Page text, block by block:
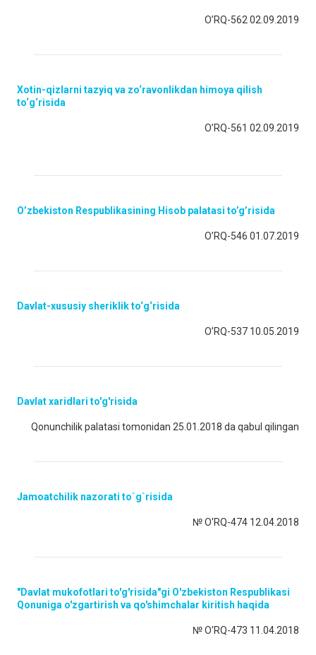
O’RQ-562 02.09.2019
Xotin-qizlarni tazyiq va zo‘ravonlikdan himoya qilish
to‘g‘risida
O’RQ-561 02.09.2019
O’zbekiston Respublikasining Hisob palatasi to’g’risida
O’RQ-546 01.07.2019
Davlat-xususiy sheriklik to‘g‘risida
O’RQ-537 10.05.2019
Davlat xaridlari to'g'risida
Qonunchilik palatasi tomonidan 25.01.2018 da qabul qilingan
Jamoatchilik nazorati to`g`risida
№ O'RQ-474 12.04.2018
"Davlat mukofotlari to'g'risida"gi O'zbekiston Respublikasi
Qonuniga o'zgartirish va qo'shimchalar kiritish haqida
№ O'RQ-473 11.04.2018